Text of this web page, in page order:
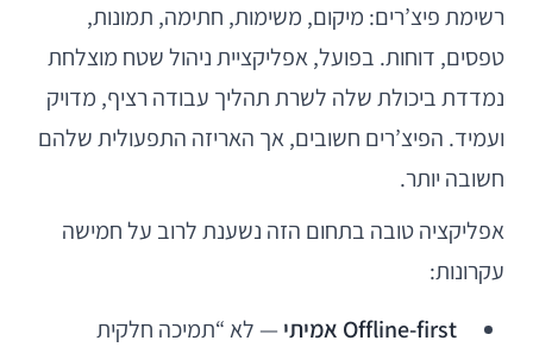
רשימת פיצ’רים: מיקום, משימות, חתימה, תמונות,
טפסים, דוחות. בפועל, אפליקציית ניהול שטח מוצלחת
נמדדת ביכולת שלה לשרת תהליך עבודה רציף, מדויק
ועמיד. הפיצ’רים חשובים, אך האריזה התפעולית שלהם
חשובה יותר.
אפליקציה טובה בתחום הזה נשענת לרוב על חמישה
עקרונות:
Offline-first אמיתי
— לא “תמיכה חלקית